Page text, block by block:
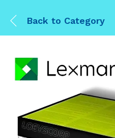
Back to Category